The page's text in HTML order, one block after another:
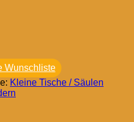
Wunschliste
Kleine Tische / Säulen